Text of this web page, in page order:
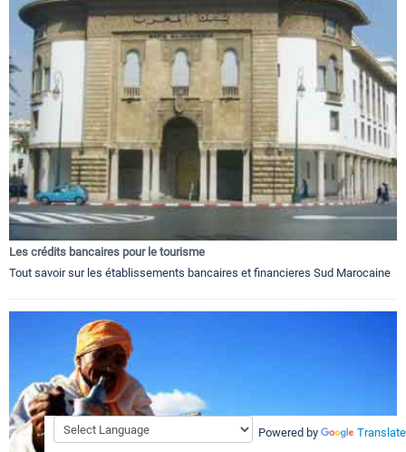
Les crédits bancaires pour le tourisme
Tout savoir sur les établissements bancaires et financieres Sud Marocaine
Powered by Translate